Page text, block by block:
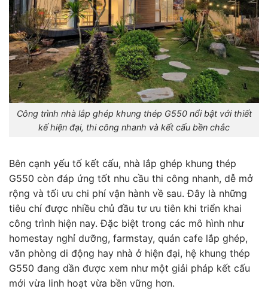
Công trình nhà lắp ghép khung thép G550 nổi bật với thiết
kế hiện đại, thi công nhanh và kết cấu bền chắc
Bên cạnh yếu tố kết cấu, nhà lắp ghép khung thép
G550 còn đáp ứng tốt nhu cầu thi công nhanh, dễ mở
rộng và tối ưu chi phí vận hành về sau. Đây là những
tiêu chí được nhiều chủ đầu tư ưu tiên khi triển khai
công trình hiện nay. Đặc biệt trong các mô hình như
homestay nghỉ dưỡng, farmstay, quán cafe lắp ghép,
văn phòng di động hay nhà ở hiện đại, hệ khung thép
G550 đang dần được xem như một giải pháp kết cấu
mới vừa linh hoạt vừa bền vững hơn.